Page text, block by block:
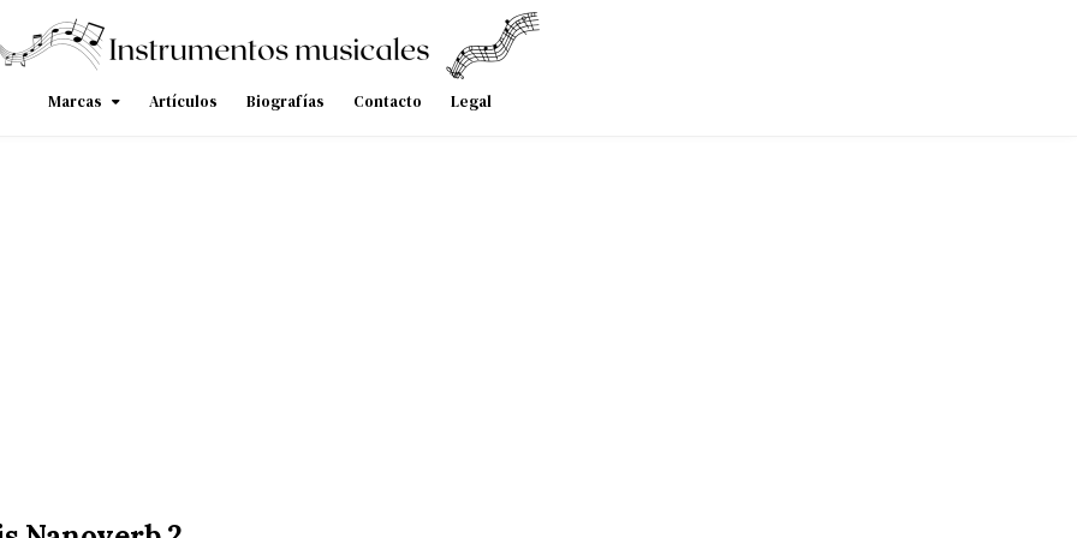
Marcas Artículos Biografías Contacto Legal